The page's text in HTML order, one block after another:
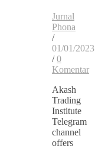
Jurnal
Phona
/
01/01/2023
/ 0
Komentar
Akash
Trading
Institute
Telegram
channel
offers